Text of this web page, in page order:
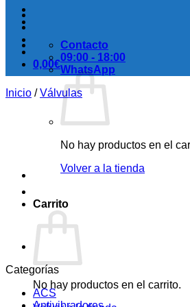
0,00€
No hay productos en el
Volver a la tienda
Carrito
No hay productos en el carrito.
Contacto
09:00 - 18:00
WhatsApp
Inicio / Válvulas
Categorías
ACS